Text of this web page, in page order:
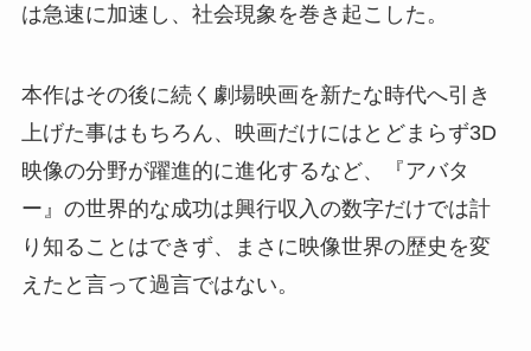
は急速に加速し、社会現象を巻き起こした。
本作はその後に続く劇場映画を新たな時代へ引き
上げた事はもちろん、映画だけにはとどまらず3D
映像の分野が躍進的に進化するなど、『アバタ
ー』の世界的な成功は興行収入の数字だけでは計
り知ることはできず、まさに映像世界の歴史を変
えたと言って過言ではない。